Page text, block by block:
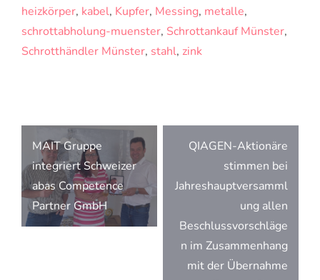
heizkörper, kabel, Kupfer, Messing, metalle,
schrottabholung-muenster, Schrottankauf Münster,
Schrotthändler Münster, stahl, zink
Beitragsnavigation
MAIT Gruppe
integriert Schweizer
abas Competence
Partner GmbH
QIAGEN-Aktionäre
stimmen bei
Jahreshauptversamml
ung allen
Beschlussvorschläge
n im Zusammenhang
mit der Übernahme